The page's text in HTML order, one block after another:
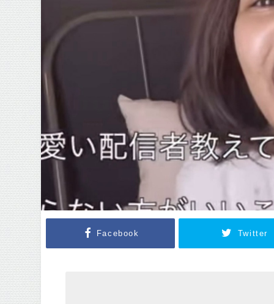
Facebook Twitter